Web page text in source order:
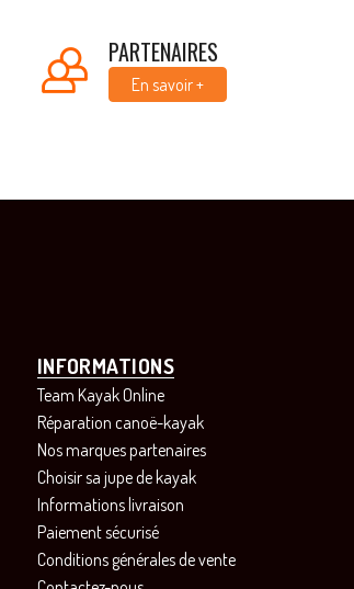
PARTENAIRES
En savoir +
INFORMATIONS
Team Kayak Online
Réparation canoë-kayak
Nos marques partenaires
Choisir sa jupe de kayak
Informations livraison
Paiement sécurisé
Conditions générales de vente